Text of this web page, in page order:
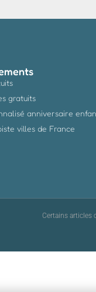
gratuits
anniversaire
villes de France
Certains articles